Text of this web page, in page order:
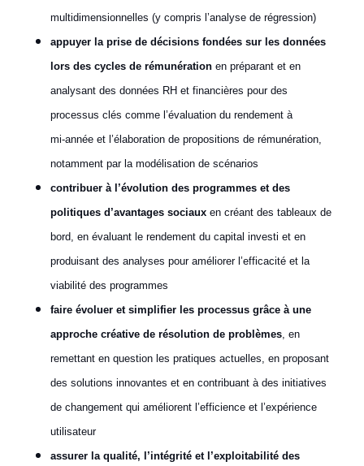
multidimensionnelles (y compris l’analyse de régression)
appuyer la prise de décisions fondées sur les données
lors des cycles de rémunérationen préparant et en
analysant des données RH et financières pour des
processus clés comme l’évaluation du rendement à
mi‑année et l’élaboration de propositions de rémunération,
notamment par la modélisation de scénarios
contribuer à l’évolution des programmes et des
politiques d’avantages sociauxen créant des tableaux de
bord, en évaluant le rendement du capital investi et en
produisant des analyses pour améliorer l’efficacité et la
viabilité des programmes
faire évoluer et simplifier les processus grâce à une
approche créative de résolution de problèmes, en
remettant en question les pratiques actuelles, en proposant
des solutions innovantes et en contribuant à des initiatives
de changement qui améliorent l’efficience et l’expérience
utilisateur
assurer la qualité, l’intégrité et l’exploitabilité des